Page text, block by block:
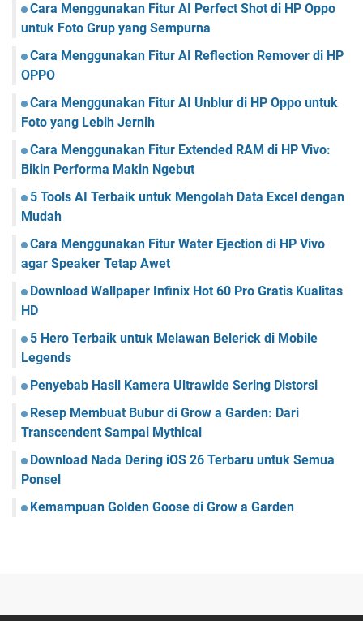
Cara Menggunakan Fitur AI Perfect Shot di HP Oppo
untuk Foto Grup yang Sempurna
Cara Menggunakan Fitur AI Reflection Remover di HP
OPPO
Cara Menggunakan Fitur AI Unblur di HP Oppo untuk
Foto yang Lebih Jernih
Cara Menggunakan Fitur Extended RAM di HP Vivo:
Bikin Performa Makin Ngebut
5 Tools AI Terbaik untuk Mengolah Data Excel dengan
Mudah
Cara Menggunakan Fitur Water Ejection di HP Vivo
agar Speaker Tetap Awet
Download Wallpaper Infinix Hot 60 Pro Gratis Kualitas
HD
5 Hero Terbaik untuk Melawan Belerick di Mobile
Legends
Penyebab Hasil Kamera Ultrawide Sering Distorsi
Resep Membuat Bubur di Grow a Garden: Dari
Transcendent Sampai Mythical
Download Nada Dering iOS 26 Terbaru untuk Semua
Ponsel
Kemampuan Golden Goose di Grow a Garden